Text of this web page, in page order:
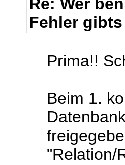
Re: Wer
Fehler
Prima!!
Beim 1.
"Relation/